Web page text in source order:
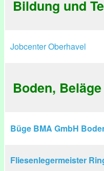
Bildung und
Jobcenter Oberhavel
Boden, Beläge
Büge BMA GmbH
Fliesenlegermeister